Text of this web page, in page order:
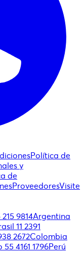
Política de
y
de
ProveedoresVisite
9814Argentina
11 2391
2672Colombia
55 4161 1796Perú